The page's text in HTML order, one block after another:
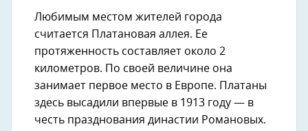
Любимым местом жителей города
считается Платановая аллея. Ее
протяженность составляет около 2
километров. По своей величине она
занимает первое место в Европе. Платаны
здесь высадили впервые в 1913 году — в
честь празднования династии Романовых.